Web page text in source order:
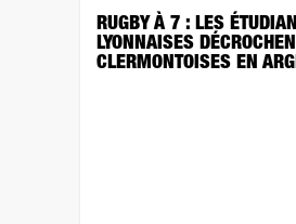
RUGBY À 7 : LES
LYONNAISES
CLERMONTOISES EN